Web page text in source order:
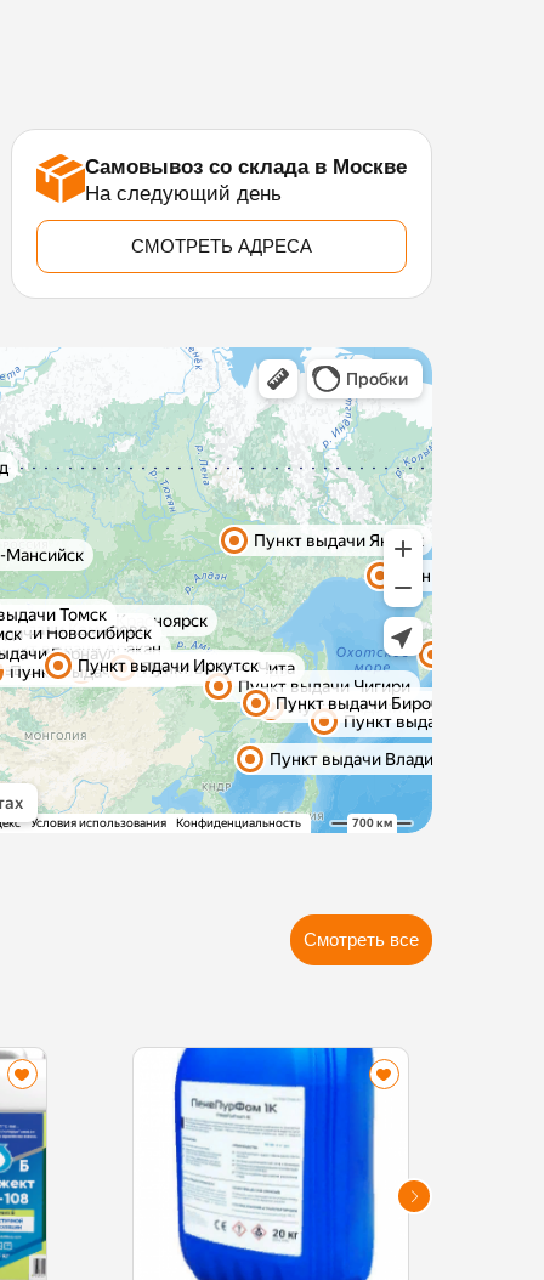
Самовывоз со склада в Москве
На следующий день
СМОТРЕТЬ АДРЕСА
Смотреть все